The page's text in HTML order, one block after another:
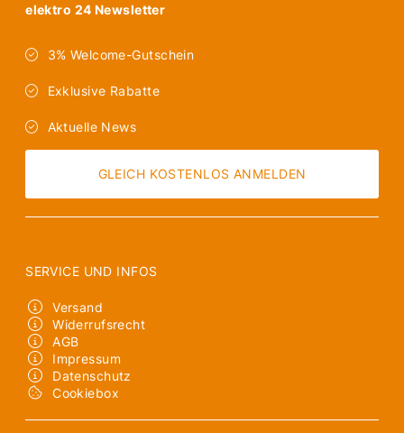
elektro 24 Newsletter
3% Welcome-Gutschein
Exklusive Rabatte
Aktuelle News
GLEICH KOSTENLOS ANMELDEN
SERVICE UND INFOS
Versand
Widerrufsrecht
AGB
Impressum
Datenschutz
Cookiebox